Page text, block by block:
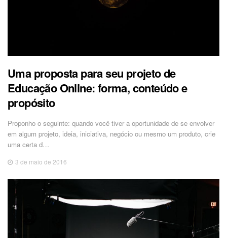
Uma proposta para seu projeto de
Educação Online: forma, conteúdo e
propósito
Proponho o seguinte: quando você tiver a oportunidade de se envolver
em algum projeto, ideia, iniciativa, negócio ou mesmo um produto, crie
uma certa d…
3 de maio de 2016